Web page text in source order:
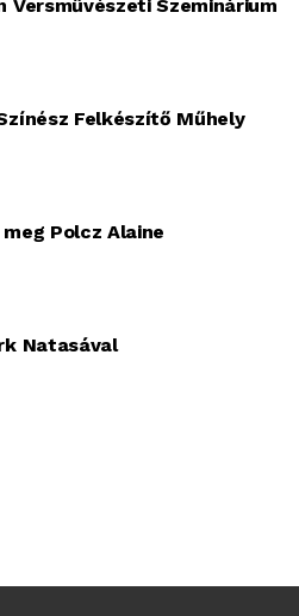
Versművészeti Szeminárium
Felkészítő Műhely
Polcz Alaine
Natasával